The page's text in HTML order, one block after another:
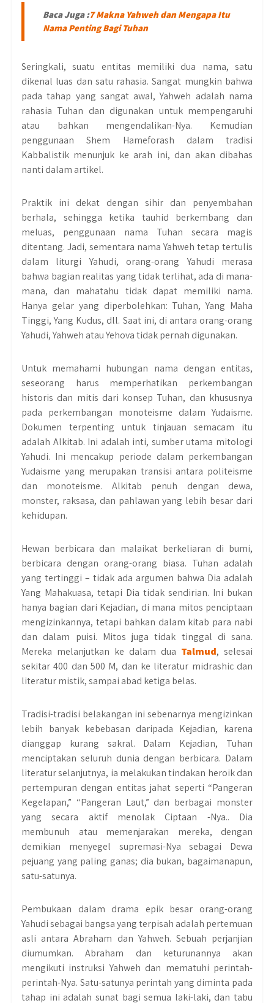
Baca Juga :7 Makna Yahweh dan Mengapa Itu
Nama Penting Bagi Tuhan
Seringkali, suatu entitas memiliki dua nama, satu
dikenal luas dan satu rahasia. Sangat mungkin bahwa
pada tahap yang sangat awal, Yahweh adalah nama
rahasia Tuhan dan digunakan untuk mempengaruhi
atau bahkan mengendalikan-Nya. Kemudian
penggunaan Shem Hameforash dalam tradisi
Kabbalistik menunjuk ke arah ini, dan akan dibahas
nanti dalam artikel.
Praktik ini dekat dengan sihir dan penyembahan
berhala, sehingga ketika tauhid berkembang dan
meluas, penggunaan nama Tuhan secara magis
ditentang. Jadi, sementara nama Yahweh tetap tertulis
dalam liturgi Yahudi, orang-orang Yahudi merasa
bahwa bagian realitas yang tidak terlihat, ada di mana-
mana, dan mahatahu tidak dapat memiliki nama.
Hanya gelar yang diperbolehkan: Tuhan, Yang Maha
Tinggi, Yang Kudus, dll. Saat ini, di antara orang-orang
Yahudi, Yahweh atau Yehova tidak pernah digunakan.
Untuk memahami hubungan nama dengan entitas,
seseorang harus memperhatikan perkembangan
historis dan mitis dari konsep Tuhan, dan khususnya
pada perkembangan monoteisme dalam Yudaisme.
Dokumen terpenting untuk tinjauan semacam itu
adalah Alkitab. Ini adalah inti, sumber utama mitologi
Yahudi. Ini mencakup periode dalam perkembangan
Yudaisme yang merupakan transisi antara politeisme
dan monoteisme. Alkitab penuh dengan dewa,
monster, raksasa, dan pahlawan yang lebih besar dari
kehidupan.
Hewan berbicara dan malaikat berkeliaran di bumi,
berbicara dengan orang-orang biasa. Tuhan adalah
yang tertinggi – tidak ada argumen bahwa Dia adalah
Yang Mahakuasa, tetapi Dia tidak sendirian. Ini bukan
hanya bagian dari Kejadian, di mana mitos penciptaan
mengizinkannya, tetapi bahkan dalam kitab para nabi
dan dalam puisi. Mitos juga tidak tinggal di sana.
Mereka melanjutkan ke dalam dua Talmud, selesai
sekitar 400 dan 500 M, dan ke literatur midrashic dan
literatur mistik, sampai abad ketiga belas.
Tradisi-tradisi belakangan ini sebenarnya mengizinkan
lebih banyak kebebasan daripada Kejadian, karena
dianggap kurang sakral. Dalam Kejadian, Tuhan
menciptakan seluruh dunia dengan berbicara. Dalam
literatur selanjutnya, ia melakukan tindakan heroik dan
pertempuran dengan entitas jahat seperti “Pangeran
Kegelapan,” “Pangeran Laut,” dan berbagai monster
yang secara aktif menolak Ciptaan -Nya.. Dia
membunuh atau memenjarakan mereka, dengan
demikian menyegel supremasi-Nya sebagai Dewa
pejuang yang paling ganas; dia bukan, bagaimanapun,
satu-satunya.
Pembukaan dalam drama epik besar orang-orang
Yahudi sebagai bangsa yang terpisah adalah pertemuan
asli antara Abraham dan Yahweh. Sebuah perjanjian
diumumkan. Abraham dan keturunannya akan
mengikuti instruksi Yahweh dan mematuhi perintah-
perintah-Nya. Satu-satunya perintah yang diminta pada
tahap ini adalah sunat bagi semua laki-laki, dan tabu